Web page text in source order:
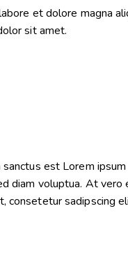
et dolore magna
sit amet.
est Lorem
diam voluptua. At
consetetur sadipscing